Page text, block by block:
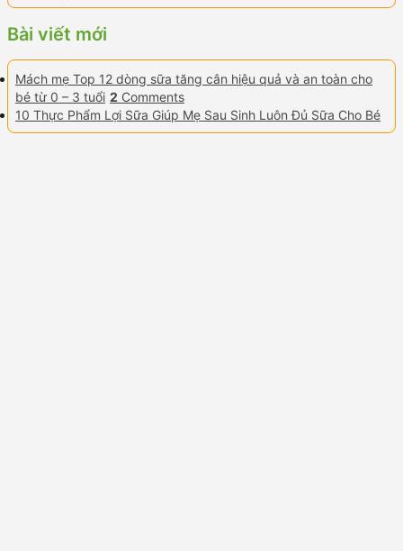
Bài viết mới
Mách mẹ Top 12 dòng sữa tăng cân hiệu quả và an toàn cho
bé từ 0 – 3 tuổi 2 Comments
10 Thực Phẩm Lợi Sữa Giúp Mẹ Sau Sinh Luôn Đủ Sữa Cho Bé